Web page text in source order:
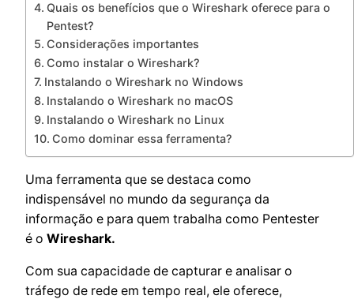
Quais os benefícios que o Wireshark oferece para o
Pentest?
Considerações importantes
Como instalar o Wireshark?
Instalando o Wireshark no Windows
Instalando o Wireshark no macOS
Instalando o Wireshark no Linux
Como dominar essa ferramenta?
Uma ferramenta que se destaca como
indispensável no mundo da segurança da
informação e para quem trabalha como Pentester
é o Wireshark.
Com sua capacidade de capturar e analisar o
tráfego de rede em tempo real, ele oferece,